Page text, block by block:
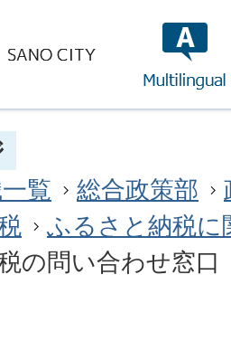
覧 総合政策部
ふるさと納税
の問い合わせ窓口